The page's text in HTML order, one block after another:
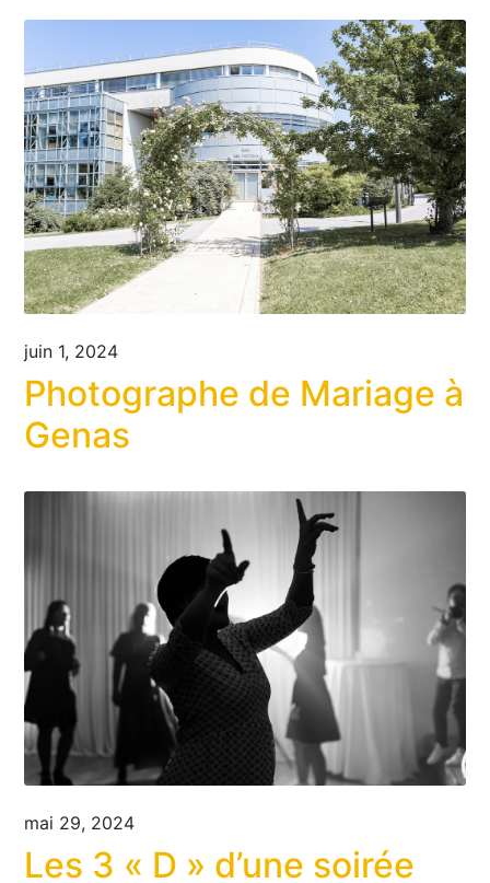
juin 1, 2024
Photographe de Mariage à
Genas
mai 29, 2024
Les 3 « D » d’une soirée